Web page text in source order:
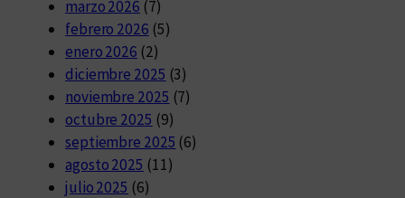
marzo 2026 (7)
febrero 2026 (5)
enero 2026 (2)
diciembre 2025 (3)
noviembre 2025 (7)
octubre 2025 (9)
septiembre 2025 (6)
agosto 2025 (11)
julio 2025 (6)